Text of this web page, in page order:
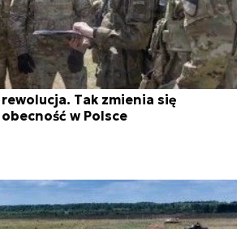
Tak zmienia się
w Polsce